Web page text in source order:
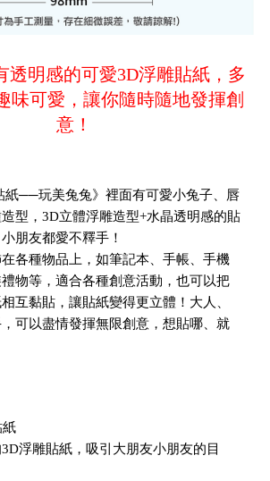
透明感的可愛3D浮雕貼紙，多
味可愛，讓你隨時隨地發揮創
意！
紙──玩美兔兔》裡面有可愛小兔子、唇
型，3D立體浮雕造型+水晶透明感的貼
朋友都愛不釋手！
各種物品上，如筆記本、手帳、手機
物等，適合各種創意活動，也可以把
互黏貼，讓貼紙變得更立體！大人、
可以盡情發揮無限創意，想貼哪、就
紙
浮雕貼紙，吸引大朋友小朋友的目